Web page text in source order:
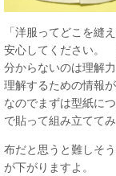
「洋服ってどこを縫
安心してください。
分からないのは理解
理解するための情報
なのでまずは型紙に
で貼って組み立ててみ
布だと思うと難しそ
が下がりますよ。